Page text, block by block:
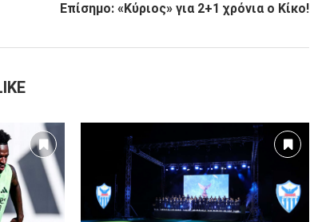
Επίσημο: «Κύριος» για 2+1 χρόνια ο Κίκο!